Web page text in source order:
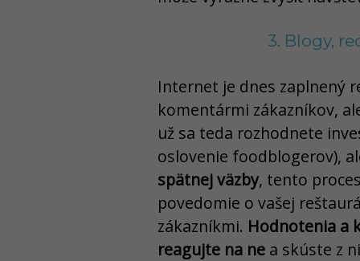
3. Blogy,
Internet je dnes zaplnený
komentármi zákazníkov,
už sa teda rozhodnete
oslovenie foodblogerov),
spätnej väzby, tento
povedomie o vašej
zákazníkmi. Hodnotenia a
reagujte na ne a skúste z